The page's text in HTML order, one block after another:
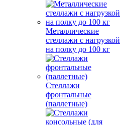
Металлические
стеллажи с нагрузкой
на полку до 100 кг
Стеллажи
фронтальные
(паллетные)